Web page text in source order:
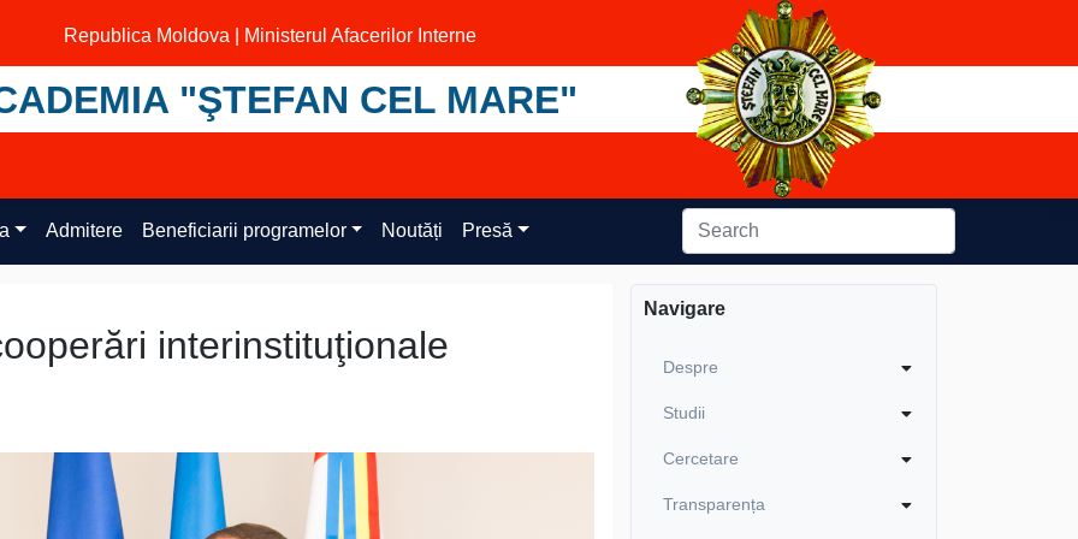
Republica Moldova | Ministerul Afacerilor Interne
"ŞTEFAN CEL MARE"
Admitere Beneficiarii programelor Noutăți Presă
interinstituţionale
Navigare
Despre
Studii
Cercetare
Transparența